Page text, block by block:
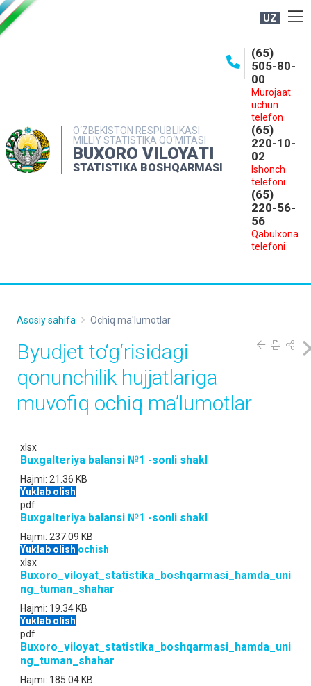
UZ
O‘ZBEKISTON RESPUBLIKASI
MILLIY STATISTIKA QO‘MITASI
BUXORO VILOYATI
STATISTIKA BOSHQARMASI
(65)
505-80-
00
Murojaat
uchun
telefon
(65)
220-10-
02
Ishonch
telefoni
(65)
220-56-
56
Qabulxona
telefoni
MATBUOT XIZMATI
MUROJAATLAR
Asosiy sahifa Ochiq ma'lumotlar
Byudjet to‘g‘risidagi
qonunchilik hujjatlariga
muvofiq ochiq maʼlumotlar
xlsx
Buxgalteriya balansi №1 -sonli shakl
Hajmi: 21.36 KB
Yuklab olish
pdf
Buxgalteriya balansi №1 -sonli shakl
Hajmi: 237.09 KB
Yuklab olish ochish
xlsx
Buxoro_viloyat_statistika_boshqarmasi_hamda_uni
ng_tuman_shahar
Hajmi: 19.34 KB
Yuklab olish
pdf
Buxoro_viloyat_statistika_boshqarmasi_hamda_uni
ng_tuman_shahar
Hajmi: 185.04 KB